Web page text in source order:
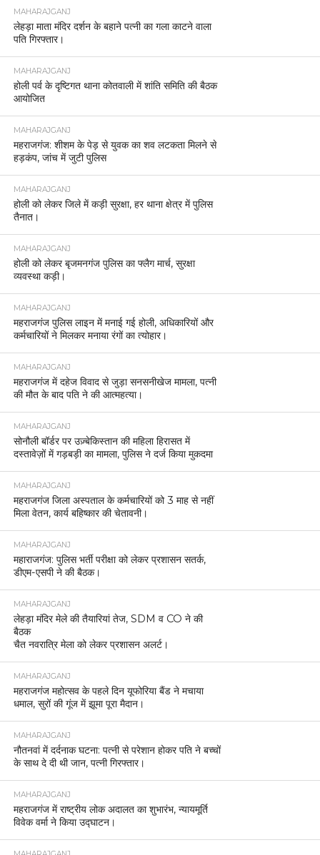
MAHARAJGANJ
लेहड़ा माता मंदिर दर्शन के बहाने पत्नी का गला काटने वाला
पति गिरफ्तार।
MAHARAJGANJ
होली पर्व के दृष्टिगत थाना कोतवाली में शांति समिति की बैठक
आयोजित
MAHARAJGANJ
महराजगंज: शीशम के पेड़ से युवक का शव लटकता मिलने से
हड़कंप, जांच में जुटी पुलिस
MAHARAJGANJ
होली को लेकर जिले में कड़ी सुरक्षा, हर थाना क्षेत्र में पुलिस
तैनात।
MAHARAJGANJ
होली को लेकर बृजमनगंज पुलिस का फ्लैग मार्च, सुरक्षा
व्यवस्था कड़ी।
MAHARAJGANJ
महराजगंज पुलिस लाइन में मनाई गई होली, अधिकारियों और
कर्मचारियों ने मिलकर मनाया रंगों का त्योहार।
MAHARAJGANJ
महराजगंज में दहेज विवाद से जुड़ा सनसनीखेज मामला, पत्नी
की मौत के बाद पति ने की आत्महत्या।
MAHARAJGANJ
सोनौली बॉर्डर पर उज़्बेकिस्तान की महिला हिरासत में
दस्तावेज़ों में गड़बड़ी का मामला, पुलिस ने दर्ज किया मुकदमा
MAHARAJGANJ
महराजगंज जिला अस्पताल के कर्मचारियों को 3 माह से नहीं
मिला वेतन, कार्य बहिष्कार की चेतावनी।
MAHARAJGANJ
महाराजगंज: पुलिस भर्ती परीक्षा को लेकर प्रशासन सतर्क,
डीएम-एसपी ने की बैठक।
MAHARAJGANJ
लेहड़ा मंदिर मेले की तैयारियां तेज, SDM व CO ने की
बैठक
चैत नवरात्रि मेला को लेकर प्रशासन अलर्ट।
MAHARAJGANJ
महराजगंज महोत्सव के पहले दिन यूफोरिया बैंड ने मचाया
धमाल, सुरों की गूंज में झूमा पूरा मैदान।
MAHARAJGANJ
नौतनवां में दर्दनाक घटना: पत्नी से परेशान होकर पति ने बच्चों
के साथ दे दी थी जान, पत्नी गिरफ्तार।
MAHARAJGANJ
महराजगंज में राष्ट्रीय लोक अदालत का शुभारंभ, न्यायमूर्ति
विवेक वर्मा ने किया उद्घाटन।